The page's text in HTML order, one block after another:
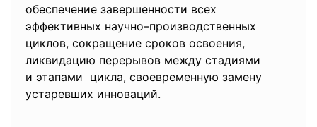
обеспечение завершенности всех
эффективных научно–производственных
циклов, сокращение сроков освоения,
ликвидацию перерывов между стадиями
и этапами цикла, своевременную замену
устаревших инноваций.